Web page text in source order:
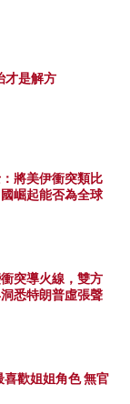
才是解方
將美伊衝突類比
崛起能否為全球
突導火線，雙方
悉特朗普虛張聲
歡姐姐角色 無官